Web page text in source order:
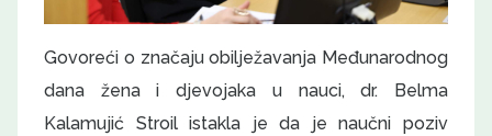
Govoreći o značaju obilježavanja Međunarodnog
dana žena i djevojaka u nauci, dr. Belma
Kalamujić Stroil istakla je da je naučni poziv